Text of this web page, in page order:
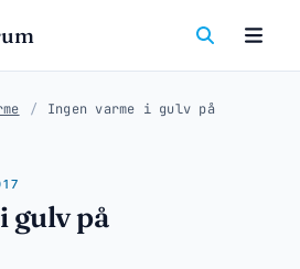
/
Ingen varme i gulv på
gulv på